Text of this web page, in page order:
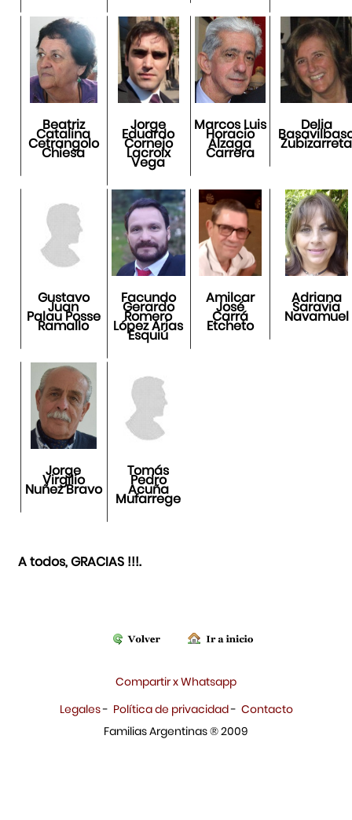
Beatriz
Catalina
Cetrangolo
Chiesa
Jorge
Eduardo
Cornejo
Lacroix
Vega
Marcos Luis
Horacio
Alzaga
Carrera
Delia
Zubizarreta
Gustavo
Juan
Palau Posse
Ramallo
Facundo
Gerardo
Romero
López Arias
Esquiú
Amilcar
José
Carrá
Etcheto
Adriana
Saravia
Navamuel
Jorge
Virgilio
Nuñez Bravo
Tomás
Pedro
Acuña
Mufarrege
A todos, GRACIAS !!!.
Compartir x Whatsapp
Legales- Política de privacidad- Contacto
Familias Argentinas ® 2009